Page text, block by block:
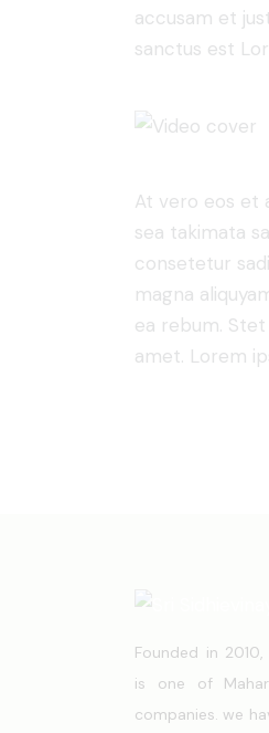
accusam et
sanctus est
At vero eos et
sea takimata
consetetur
magna
ea rebum.
amet. Lorem
Founded in
is one of
companies. we